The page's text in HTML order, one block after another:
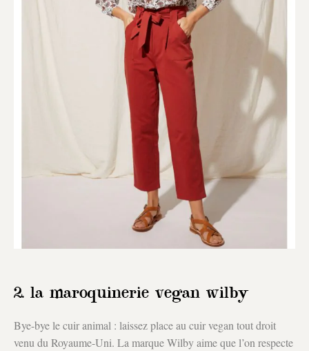
2. la maroquinerie vegan wilby
Bye-bye le cuir animal : laissez place au cuir vegan tout droit
venu du Royaume-Uni. La marque Wilby aime que l’on respecte